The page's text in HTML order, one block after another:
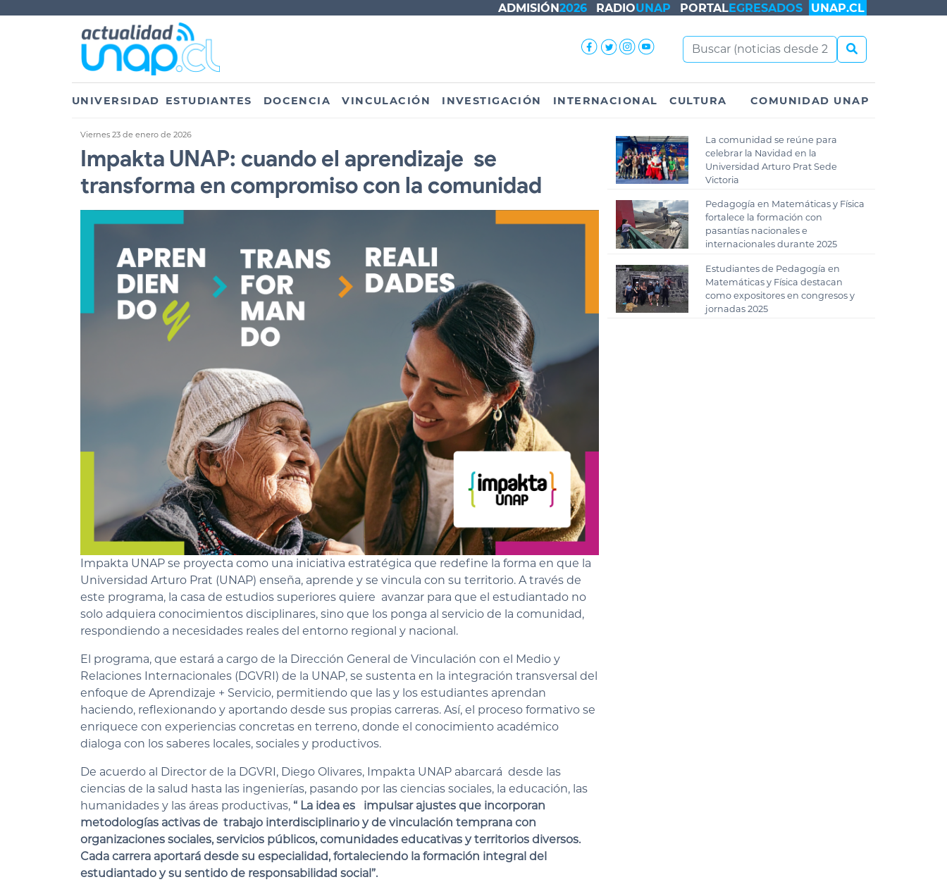
ADMISIÓN2026 RADIOUNAP PORTALEGRESADOS UNAP.CL
UNIVERSIDAD ESTUDIANTES DOCENCIA VINCULACIÓN INVESTIGACIÓN INTERNACIONAL CULTURA COMUNIDAD UNAP
Viernes 23 de enero de 2026
Impakta UNAP: cuando el aprendizaje se
transforma en compromiso con la comunidad
Impakta UNAP se proyecta como una iniciativa estratégica que redefine la forma en que la
Universidad Arturo Prat (UNAP) enseña, aprende y se vincula con su territorio. A través de
este programa, la casa de estudios superiores quiere avanzar para que el estudiantado no
solo adquiera conocimientos disciplinares, sino que los ponga al servicio de la comunidad,
respondiendo a necesidades reales del entorno regional y nacional.
El programa, que estará a cargo de la Dirección General de Vinculación con el Medio y
Relaciones Internacionales (DGVRI) de la UNAP, se sustenta en la integración transversal del
enfoque de Aprendizaje + Servicio, permitiendo que las y los estudiantes aprendan
haciendo, reflexionando y aportando desde sus propias carreras. Así, el proceso formativo se
enriquece con experiencias concretas en terreno, donde el conocimiento académico
dialoga con los saberes locales, sociales y productivos.
De acuerdo al Director de la DGVRI, Diego Olivares, Impakta UNAP abarcará desde las
ciencias de la salud hasta las ingenierías, pasando por las ciencias sociales, la educación, las
humanidades y las áreas productivas, “ La idea es impulsar ajustes que incorporan
metodologías activas de trabajo interdisciplinario y de vinculación temprana con
organizaciones sociales, servicios públicos, comunidades educativas y territorios diversos.
Cada carrera aportará desde su especialidad, fortaleciendo la formación integral del
estudiantado y su sentido de responsabilidad social”.
La comunidad se reúne para
celebrar la Navidad en la
Universidad Arturo Prat Sede
Victoria
Pedagogía en Matemáticas y Física
fortalece la formación con
pasantías nacionales e
internacionales durante 2025
Estudiantes de Pedagogía en
Matemáticas y Física destacan
como expositores en congresos y
jornadas 2025